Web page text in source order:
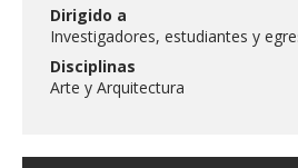
Dirigido a
Investigadores, estudiantes y
Disciplinas
Arte y Arquitectura